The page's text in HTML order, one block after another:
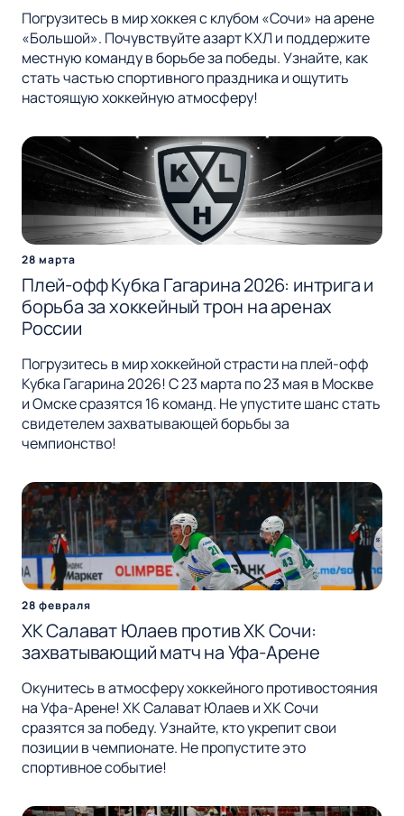
Погрузитесь в мир хоккея с клубом «Сочи» на арене
«Большой». Почувствуйте азарт КХЛ и поддержите
местную команду в борьбе за победы. Узнайте, как
стать частью спортивного праздника и ощутить
настоящую хоккейную атмосферу!
28 марта
Плей-офф Кубка Гагарина 2026: интрига и
борьба за хоккейный трон на аренах
России
Погрузитесь в мир хоккейной страсти на плей-офф
Кубка Гагарина 2026! С 23 марта по 23 мая в Москве
и Омске сразятся 16 команд. Не упустите шанс стать
свидетелем захватывающей борьбы за
чемпионство!
28 февраля
ХК Салават Юлаев против ХК Сочи:
захватывающий матч на Уфа-Арене
Окунитесь в атмосферу хоккейного противостояния
на Уфа-Арене! ХК Салават Юлаев и ХК Сочи
сразятся за победу. Узнайте, кто укрепит свои
позиции в чемпионате. Не пропустите это
спортивное событие!